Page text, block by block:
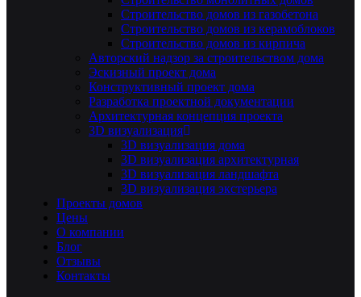
Строительство домов из газобетона
Строительство домов из керамоблоков
Строительство домов из кирпича
Авторский надзор за строительством дома
Эскизный проект дома
Конструктивный проект дома
Разработка проектной документации
Архитектурная концепция проекта
3D визуализация
3D визуализация дома
3D визуализация архитектурная
3D визуализация ландшафта
3D визуализация экстерьера
Проекты домов
Цены
О компании
Блог
Отзывы
Контакты